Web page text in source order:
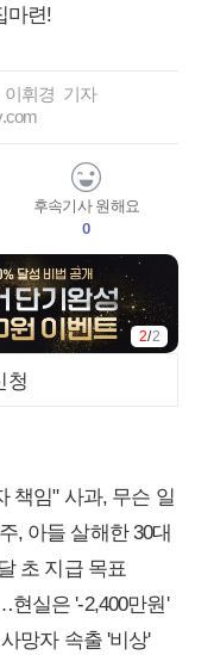
마련!
이휘경 기자
후속기사 원해요
0
2/2
청
책임" 사과, 무슨 일
, 아들 살해한 30대
초 지급 목표
실은 '-2,400만원'
망자 속출 '비상'